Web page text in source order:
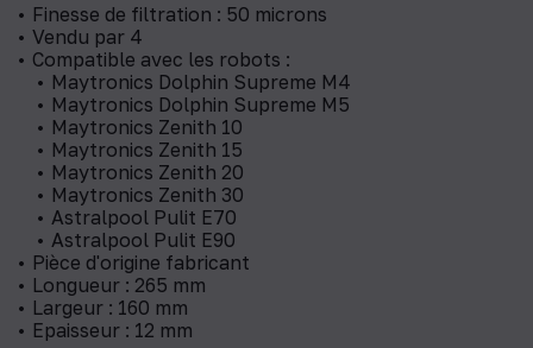
Finesse de filtration : 50 microns
Vendu par 4
Compatible avec les robots :
Maytronics Dolphin Supreme M4
Maytronics Dolphin Supreme M5
Maytronics Zenith 10
Maytronics Zenith 15
Maytronics Zenith 20
Maytronics Zenith 30
Astralpool Pulit E70
Astralpool Pulit E90
Pièce d'origine fabricant
Longueur : 265 mm
Largeur : 160 mm
Epaisseur : 12 mm